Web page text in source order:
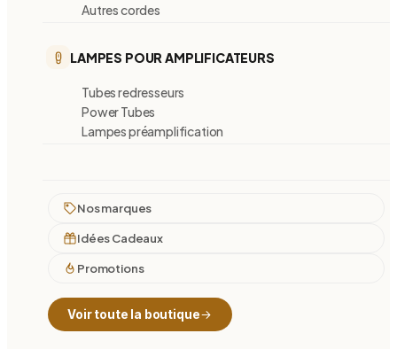
Autres cordes
LAMPES POUR AMPLIFICATEURS
Tubes redresseurs
Power Tubes
Lampes préamplification
Nos marques
Idées Cadeaux
Promotions
Voir toute la boutique